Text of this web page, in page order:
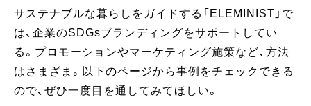
サステナブルな暮らしをガイドする「ELEMINIST」で
は、企業のSDGsブランディングをサポートしてい
る。プロモーションやマーケティング施策など、方法
はさまざま。以下のページから事例をチェックできる
ので、ぜひ一度目を通してみてほしい。